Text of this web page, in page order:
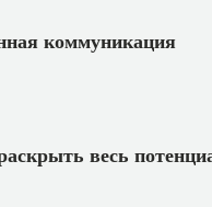
коммуникация
весь